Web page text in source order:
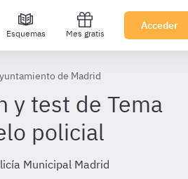
Esquemas Mes gratis
Acceder
de Madrid
y test de Tema
policial
Municipal Madrid